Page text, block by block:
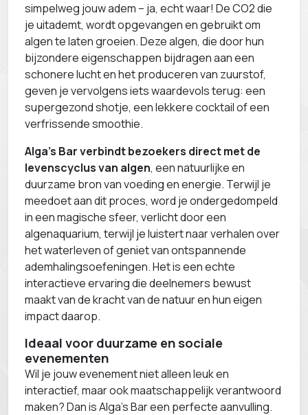
simpelweg jouw adem – ja, echt waar! De CO2 die
je uitademt, wordt opgevangen en gebruikt om
algen te laten groeien. Deze algen, die door hun
bijzondere eigenschappen bijdragen aan een
schonere lucht en het produceren van zuurstof,
geven je vervolgens iets waardevols terug: een
supergezond shotje, een lekkere cocktail of een
verfrissende smoothie.
Alga’s Bar verbindt bezoekers direct met de
levenscyclus van algen, een natuurlijke en
duurzame bron van voeding en energie. Terwijl je
meedoet aan dit proces, word je ondergedompeld
in een magische sfeer, verlicht door een
algenaquarium, terwijl je luistert naar verhalen over
het waterleven of geniet van ontspannende
ademhalingsoefeningen. Het is een echte
interactieve ervaring die deelnemers bewust
maakt van de kracht van de natuur en hun eigen
impact daarop.
Ideaal voor duurzame en sociale
evenementen
Wil je jouw evenement niet alleen leuk en
interactief, maar ook maatschappelijk verantwoord
maken? Dan is Alga’s Bar een perfecte aanvulling.